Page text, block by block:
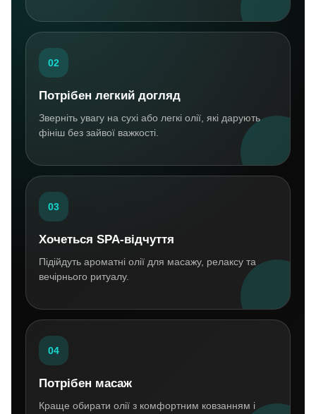
02
Потрібен легкий догляд
Зверніть увагу на сухі або легкі олії, які дарують
фініш без зайвої важкості.
03
Хочеться SPA-відчуття
Підійдуть ароматні олії для масажу, релаксу та
вечірнього ритуалу.
04
Потрібен масаж
Краще обирати олії з комфортним ковзанням і